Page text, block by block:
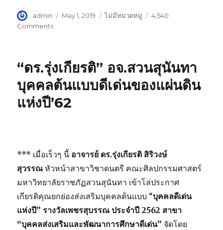
Author
admin
Posted
May 1, 2019 Categories
ไม่มีหมวดหมู่
4,540
Comments
“ดร.รุ่งเกียรติ” อจ.สวนสุนันทา
บุคคลต้นแบบดีเด่นของแผ่นดิน
แห่งปี’62
*** เมื่อเร็วๆ นี้ อาจารย์ ดร.รุ่งเกียรติ สิริวงษ์
สุวรรณหัวหน้าสาขาวิชาดนตรี คณะศิลปกรรมศาสตร์
มหาวิทยาลัยราชภัฏสวนสุนันทา เข้าโล่ประกาศ
เกียรติคุณยกย่องส่งเสริมบุคคลต้นแบบ “บุคคลดีเด่น
แห่งปี” รางวัลเพชรสุบรรณ ประจำปี 2562 สาขา
“บุคคลส่งเสริมและพัฒนาการศึกษาดีเด่น” จัดโดย